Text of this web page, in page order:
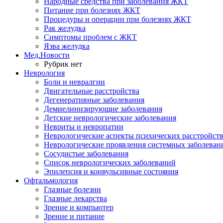
Питание при болезнях ЖКТ
Процедуры и операции при болезнях ЖКТ
Рак желудка
Симптомы проблем с ЖКТ
Язва желудка
Мед.Новости
Рубрик нет
Неврология
Боли и невралгии
Двигательные расстройства
Дегенеративные заболевания
Демиелинизирующие заболевания
Детские неврологические заболевания
Невриты и невропатии
Неврологические аспекты психических расстройств
Неврологические проявления системных
Сосудистые заболевания
Список неврологических заболеваний
Эпилепсия и конвульсивные состояния
Офтальмология
Глазные болезни
Глазные лекарства
Зрение и компьютер
Зрение и питание